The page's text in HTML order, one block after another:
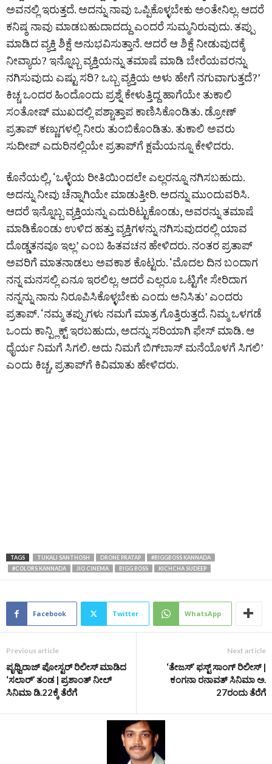
ಅವನಲ್ಲಿ ಇರುತ್ತದೆ. ಅದನ್ನು ನಾವು ಒಪ್ಪಿಕೊಳ್ಳಬೇಕು ಅಂತೇನಿಲ್ಲ. ಆದರೆ
ಕನಿಷ್ಠ ನಾವು ಮಾಡಬಹುದಾದದ್ದು ಎಂದರೆ ಸುಮ್ಮನಿರುವುದು. ತಪ್ಪು
ಮಾಡಿದ ವ್ಯಕ್ತಿ ಶಿಕ್ಷೆ ಅನುಭವಿಸುತ್ತಾನೆ. ಆದರೆ ಆ ಶಿಕ್ಷೆ ನೀಡುವುದಕ್ಕೆ
ನೀವ್ಯಾರು? ಇನ್ನೊಬ್ಬ ವ್ಯಕ್ತಿಯನ್ನು ತಮಾಷೆ ಮಾಡಿ ಬೇರೆಯವರನ್ನು
ನಗಿಸುವುದು ಎಷ್ಟು ಸರಿ? ಒಬ್ಬ ವ್ಯಕ್ತಿಯ ಅಳು ಹೇಗೆ ನಗುವಾಗುತ್ತದೆ?’
ಕಿಚ್ಚ ಒಂದರ ಹಿಂದೊಂದು ಪ್ರಶ್ನೆ ಕೇಳುತ್ತಿದ್ದ ಹಾಗೆಯೇ ತುಕಾಲಿ
ಸಂತೋಷ್ ಮುಖದಲ್ಲಿ ಪಶ್ಚಾತ್ತಾಪ ಕಾಣಿಸಿಕೊಂಡಿತು. ಡ್ರೋಣ್
ಪ್ರತಾಪ್ ಕಣ್ಣುಗಳಲ್ಲಿ ನೀರು ತುಂಬಿಕೊಂಡಿತು. ತುಕಾಲಿ ಅವರು
ಸುದೀಪ್ ಎದುರಿನಲ್ಲಿಯೇ ಪ್ರತಾಪ್‌ಗೆ ಕ್ಷಮೆಯನ್ನೂ ಕೇಳಿದರು.
ಕೊನೆಯಲ್ಲಿ, ‘ಒಳ್ಳೆಯ ರೀತಿಯಿಂದಲೇ ಎಲ್ಲರನ್ನೂ ನಗಿಸಬಹುದು.
ಅದನ್ನು ನೀವು ಚೆನ್ನಾಗಿಯೇ ಮಾಡುತ್ತೀರಿ. ಅದನ್ನು ಮುಂದುವರಿಸಿ.
ಆದರೆ ಇನ್ನೊಬ್ಬ ವ್ಯಕ್ತಿಯನ್ನು ಎದುರಿಟ್ಟುಕೊಂಡು, ಅವರನ್ನು ತಮಾಷೆ
ಮಾಡಿಕೊಂಡು ಉಳಿದ ಹತ್ತು ವ್ಯಕ್ತಿಗಳನ್ನು ನಗಿಸುವುದರಲ್ಲಿ ಯಾವ
ದೊಡ್ಡತನವೂ ಇಲ್ಲ’ ಎಂಬ ಹಿತವಚನ ಹೇಳಿದರು. ನಂತರ ಪ್ರತಾಪ್‌
ಅವರಿಗೆ ಮಾತನಾಡಲು ಅವಕಾಶ ಕೊಟ್ಟರು. ‘ಮೊದಲ ದಿನ ಬಂದಾಗ
ನನ್ನ ಮನಸಲ್ಲಿ ಏನೂ ಇರಲಿಲ್ಲ. ಆದರೆ ಎಲ್ಲರೂ ಒಟ್ಟಿಗೇ ಸೇರಿದಾಗ
ನನ್ನನ್ನು ನಾನು ನಿರೂಪಿಸಿಕೊಳ್ಳಬೇಕು ಎಂದು ಅನಿಸಿತು’ ಎಂದರು
ಪ್ರತಾಪ್. ‘ನಮ್ಮ ತಪ್ಪುಗಳು ನಮಗೆ ಮಾತ್ರ ಗೊತ್ತಿರುತ್ತದೆ. ನಿಮ್ಮ ಒಳಗಡೆ
ಒಂದು ಕಾನ್ಪ್ಲಿಕ್ಟ್ ಇರಬಹುದು, ಅದನ್ನು ಸರಿಯಾಗಿ ಫೇಸ್ ಮಾಡಿ. ಆ
ಧೈರ್ಯ ನಿಮಗೆ ಸಿಗಲಿ. ಅದು ನಿಮಗೆ ಬಿಗ್‌ಬಾಸ್ ಮನೆಯೊಳಗೆ ಸಿಗಲಿ’
ಎಂದು ಕಿಚ್ಚ, ಪ್ರತಾಪ್‌ಗೆ ಕಿವಿಮಾತು ಹೇಳಿದರು.
TAGS TUKALI SANTHOSH DRONE PRATAP
#BIGGBOSS KANNADA
#COLORS KANNADA
JIO CINEMA BIGG BOSS KICHCHA SUDEEP
Facebook Twitter WhatsApp
Previous article
ಪೃಥ್ವಿರಾಜ್ ಪೋಸ್ಟರ್‌ ರಿಲೀಸ್‌ ಮಾಡಿದ
‘ಸಲಾರ್‌’ ತಂಡ | ಪ್ರಶಾಂತ್‌ ನೀಲ್‌
ಸಿನಿಮಾ ಡಿ.22ಕ್ಕೆ ತೆರೆಗೆ
Next article
‘ತೇಜಸ್‌’ ಫಸ್ಟ್‌ ಸಾಂಗ್‌ ರಿಲೀಸ್ |
ಕಂಗನಾ ರನಾವತ್‌ ಸಿನಿಮಾ ಅ.
27ರಂದು ತೆರೆಗೆ